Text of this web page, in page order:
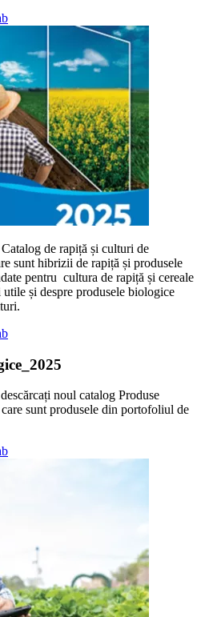
de rapiță și culturi de
sunt hibrizii de rapiță și produsele
pentru cultura de rapiță și cereale
și despre produsele biologice
noul catalog Produse
sunt produsele din portofoliul de